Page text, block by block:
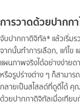
การวาดด้วยปากก
จับปากกาดิจิทัล* แล้วเริ่ม
จากนั้นทำการเลือก, แก้ไข
แผนภาพจริงได้อย่างง่าย
หรือรูปร่างต่าง ๆ ก็สามา
กลายเป็นสไสลด์ที่ดูดีได้ คุ
ด้วยปากกาดิจิทัลเมื่อเทีย